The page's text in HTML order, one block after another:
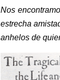
Nos
estrecha
anhelos de